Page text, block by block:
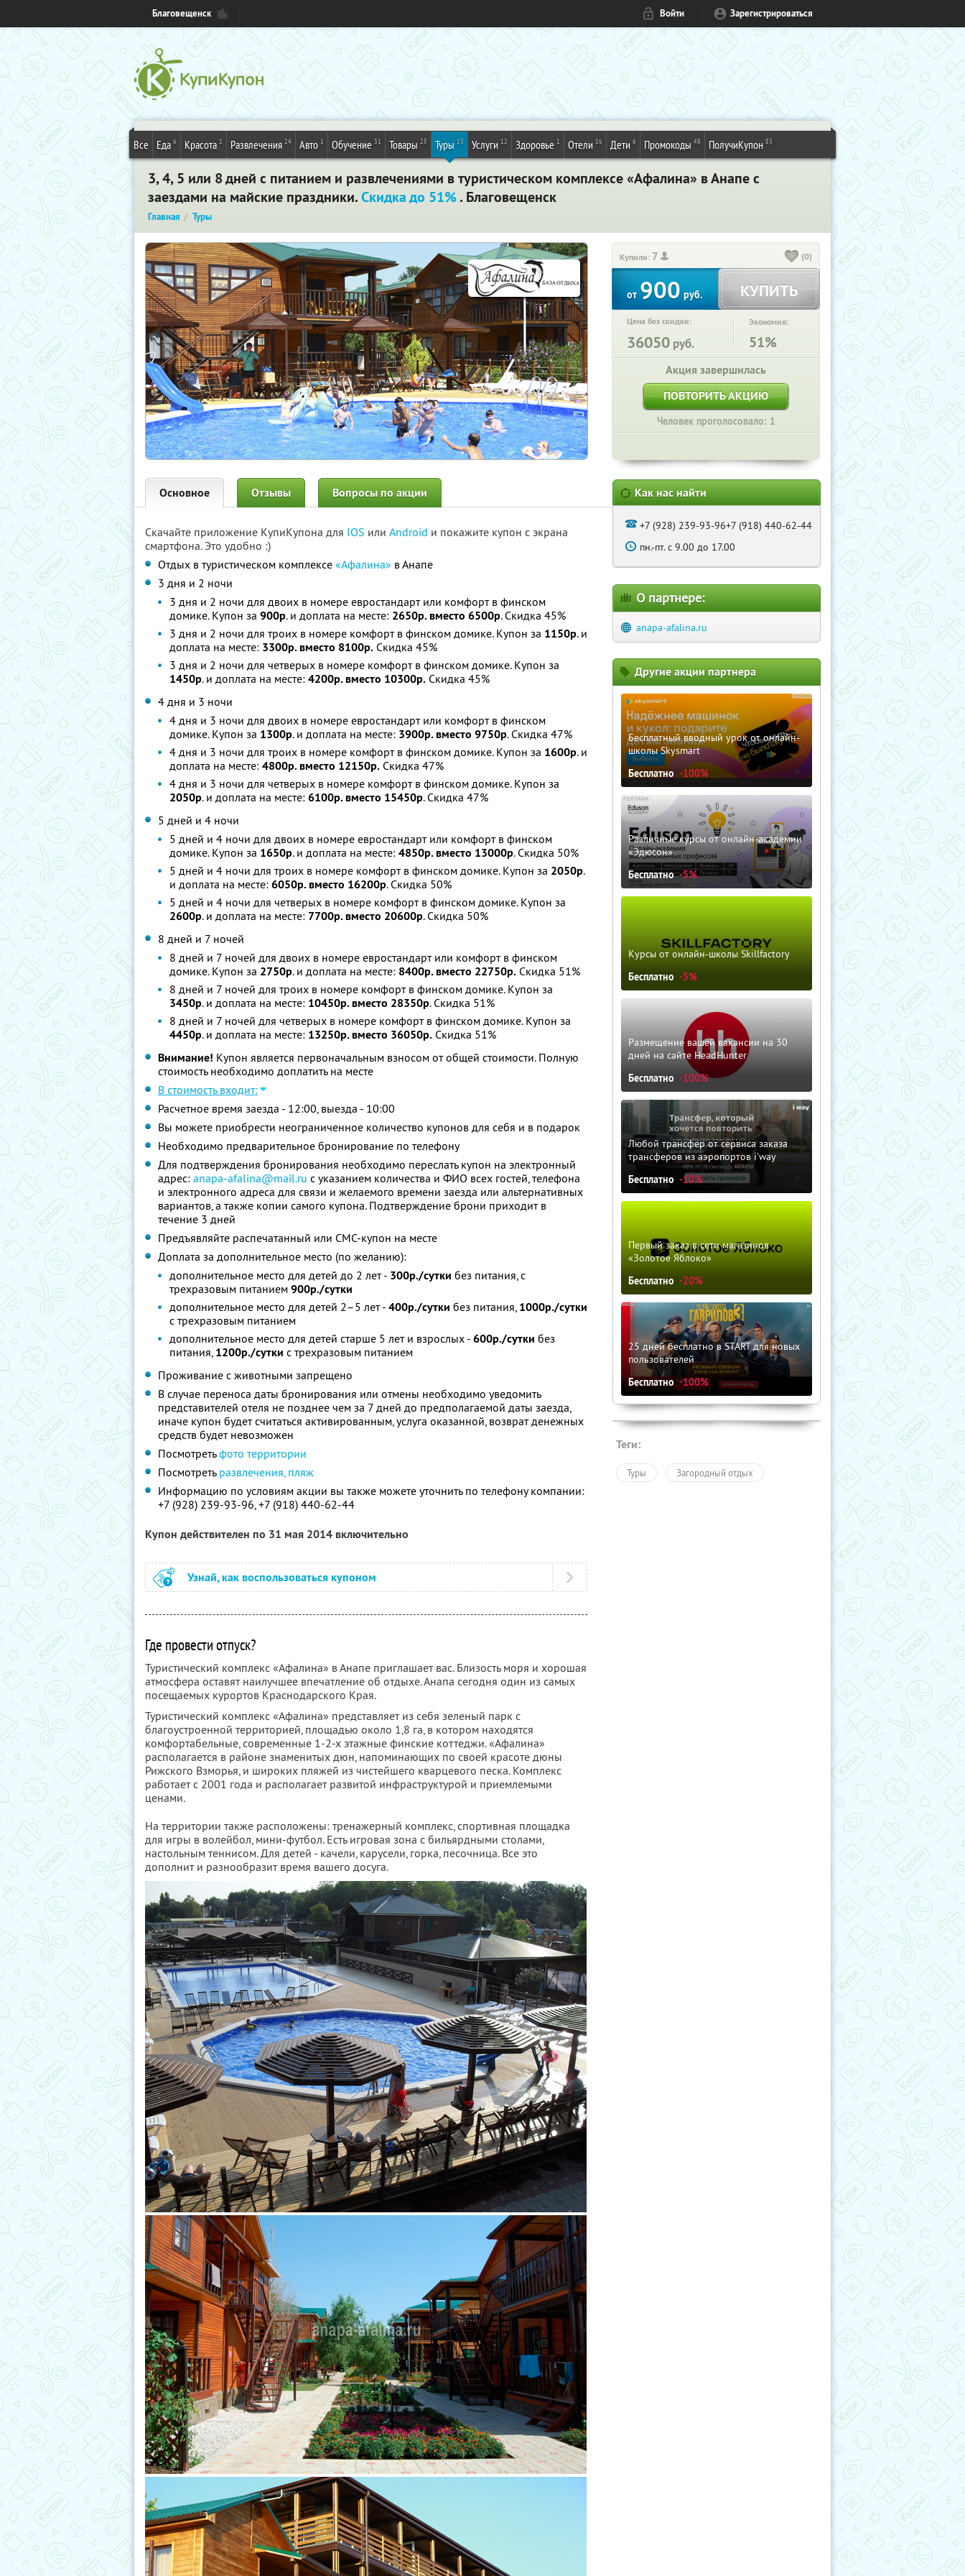
Благовещенск Войти Зарегистрироваться
Все Еда 6 Красота 1 Развлечения 24 Авто 1 Обучение 31 Товары 25 Туры 13 Услуги 12 Здоровье 1 Отели 16 Дети 6 Промокоды 48 ПолучиКупон 83
3, 4, 5 или 8 дней с питанием и развлечениями в туристическом комплексе «Афалина» в Анапе с
заездами на майские праздники.Скидка до 51%. Благовещенск
Главная Туры
Купили: 7 (0)
от900руб. КУПИТЬ
Цена без скидки:
36050 руб.
Экономия:
51%
Акция завершилась
ПОВТОРИТЬ АКЦИЮ
Человек проголосовало: 1
Основное Отзывы Вопросы по акции
Скачайте приложение КупиКупона для IOS или Android и покажите купон с экрана
смартфона. Это удобно :)
Отдых в туристическом комплексе «Афалина» в Анапе
3 дня и 2 ночи
3 дня и 2 ночи для двоих в номере евростандарт или комфорт в финском
домике. Купон за 900р. и доплата на месте: 2650р. вместо 6500р. Скидка 45%
3 дня и 2 ночи для троих в номере комфорт в финском домике. Купон за 1150р. и
доплата на месте: 3300р. вместо 8100р. Скидка 45%
3 дня и 2 ночи для четверых в номере комфорт в финском домике. Купон за
1450р. и доплата на месте: 4200р. вместо 10300р. Скидка 45%
4 дня и 3 ночи
4 дня и 3 ночи для двоих в номере евростандарт или комфорт в финском
домике. Купон за 1300р. и доплата на месте: 3900р. вместо 9750р. Скидка 47%
4 дня и 3 ночи для троих в номере комфорт в финском домике. Купон за 1600р. и
доплата на месте: 4800р. вместо 12150р. Скидка 47%
4 дня и 3 ночи для четверых в номере комфорт в финском домике. Купон за
2050р. и доплата на месте: 6100р. вместо 15450р. Скидка 47%
5 дней и 4 ночи
5 дней и 4 ночи для двоих в номере евростандарт или комфорт в финском
домике. Купон за 1650р. и доплата на месте: 4850р. вместо 13000р. Скидка 50%
5 дней и 4 ночи для троих в номере комфорт в финском домике. Купон за 2050р.
и доплата на месте: 6050р. вместо 16200р. Скидка 50%
5 дней и 4 ночи для четверых в номере комфорт в финском домике. Купон за
2600р. и доплата на месте: 7700р. вместо 20600р. Скидка 50%
8 дней и 7 ночей
8 дней и 7 ночей для двоих в номере евростандарт или комфорт в финском
домике. Купон за 2750р. и доплата на месте: 8400р. вместо 22750р. Скидка 51%
8 дней и 7 ночей для троих в номере комфорт в финском домике. Купон за
3450р. и доплата на месте: 10450р. вместо 28350р. Скидка 51%
8 дней и 7 ночей для четверых в номере комфорт в финском домике. Купон за
4450р. и доплата на месте: 13250р. вместо 36050р. Скидка 51%
Внимание! Купон является первоначальным взносом от общей стоимости. Полную
стоимость необходимо доплатить на месте
В стоимость входит:
Расчетное время заезда - 12:00, выезда - 10:00
Вы можете приобрести неограниченное количество купонов для себя и в подарок
Необходимо предварительное бронирование по телефону
Для подтверждения бронирования необходимо переслать купон на электронный
адрес: anapa-afalina@mail.ru с указанием количества и ФИО всех гостей, телефона
и электронного адреса для связи и желаемого времени заезда или альтернативных
вариантов, а также копии самого купона. Подтверждение брони приходит в
течение 3 дней
Предъявляйте распечатанный или СМС-купон на месте
Доплата за дополнительное место (по желанию):
дополнительное место для детей до 2 лет - 300р./сутки без питания, с
трехразовым питанием 900р./сутки
дополнительное место для детей 2–5 лет - 400р./сутки без питания, 1000р./сутки
с трехразовым питанием
дополнительное место для детей старше 5 лет и взрослых - 600р./сутки без
питания, 1200р./сутки с трехразовым питанием
Проживание с животными запрещено
В случае переноса даты бронирования или отмены необходимо уведомить
представителей отеля не позднее чем за 7 дней до предполагаемой даты заезда,
иначе купон будет считаться активированным, услуга оказанной, возврат денежных
средств будет невозможен
Посмотретьфото территории
Посмотреть развлечения, пляж
Информацию по условиям акции вы также можете уточнить по телефону компании:
+7 (928) 239-93-96, +7 (918) 440-62-44
Купон действителен по 31 мая 2014 включительно
Узнай, как воспользоваться купоном
Где провести отпуск?
Туристический комплекс «Афалина» в Анапе приглашает вас. Близость моря и хорошая
атмосфера оставят наилучшее впечатление об отдыхе. Анапа сегодня один из самых
посещаемых курортов Краснодарского Края.
Туристический комплекс «Афалина» представляет из себя зеленый парк с
благоустроенной территорией, площадью около 1,8 га, в котором находятся
комфортабельные, современные 1-2-х этажные финские коттеджи. «Афалина»
располагается в районе знаменитых дюн, напоминающих по своей красоте дюны
Рижского Взморья, и широких пляжей из чистейшего кварцевого песка. Комплекс
работает с 2001 года и располагает развитой инфраструктурой и приемлемыми
ценами.
На территории также расположены: тренажерный комплекс, спортивная площадка
для игры в волейбол, мини-футбол. Есть игровая зона с бильярдными столами,
настольным теннисом. Для детей - качели, карусели, горка, песочница. Все это
дополнит и разнообразит время вашего досуга.
Как нас найти
+7 (928) 239-93-96+7 (918) 440-62-44
пн.-пт. c 9.00 до 17.00
О партнере:
anapa-afalina.ru
Другие акции партнера
Бесплатный вводный урок от онлайн-
школы Skysmart
Бесплатно -100%
Различные курсы от онлайн-академии
«Эдюсон»
Бесплатно -5%
Курсы от онлайн-школы Skillfactory
Бесплатно -5%
Размещение вашей вакансии на 30
дней на сайте HeadHunter
Бесплатно -100%
Любой трансфер от сервиса заказа
трансферов из аэропортов i'way
Бесплатно -10%
Первый заказ в сети магазинов
«Золотое Яблоко»
Бесплатно -20%
25 дней бесплатно в START для новых
пользователей
Бесплатно -100%
Теги:
Туры Загородный отдых